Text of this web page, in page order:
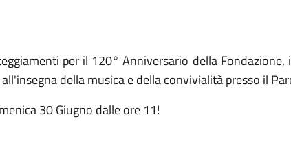
per il 120° Anniversario della Fondazione,
della musica e della convivialità presso il
30 Giugno dalle ore 11!